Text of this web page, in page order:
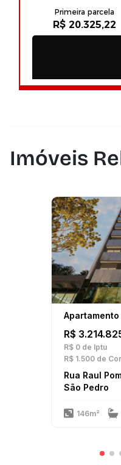
Imóveis
Apartamento
R$
R$ 0 de Iptu
R$ 1.500 de
Rua Raul
São Pedro
146m²